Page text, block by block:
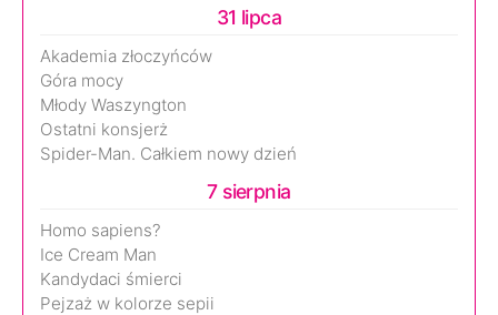
31 lipca
Akademia złoczyńców
Góra mocy
Młody Waszyngton
Ostatni konsjerż
Spider-Man. Całkiem nowy dzień
7 sierpnia
Homo sapiens?
Ice Cream Man
Kandydaci śmierci
Pejzaż w kolorze sepii